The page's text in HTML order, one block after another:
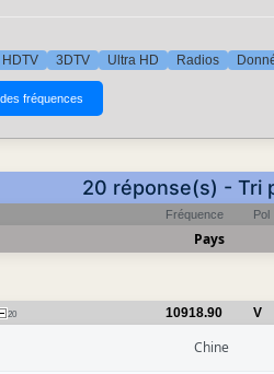
HDTV 3DTV Ultra HD Radios
20 réponse(s) - Tri
Fréquence Pol
Pays
20 10918.90 V
Chine